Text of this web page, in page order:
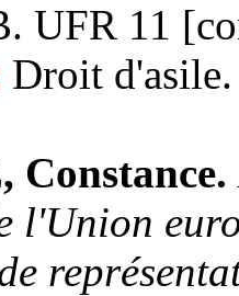
UFR 11
Droit
Constance.
l'Union